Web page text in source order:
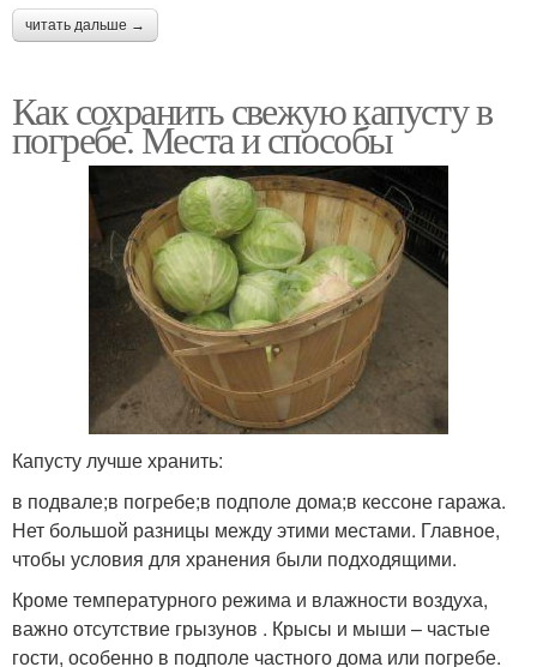
читать дальше →
Как сохранить свежую капусту в
погребе. Места и способы
Капусту лучше хранить:
в подвале;в погребе;в подполе дома;в кессоне гаража.
Нет большой разницы между этими местами. Главное,
чтобы условия для хранения были подходящими.
Кроме температурного режима и влажности воздуха,
важно отсутствие грызунов . Крысы и мыши – частые
гости, особенно в подполе частного дома или погребе.